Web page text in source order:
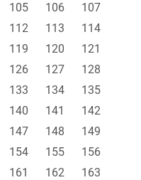
105 106
107
112 113
114
119 120
121
126 127
128
133 134
135
140 141
142
147 148
149
154 155
156
161 162
163